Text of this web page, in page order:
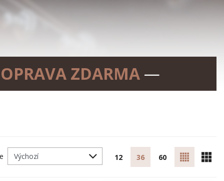
ZDARMA—
12 36 60